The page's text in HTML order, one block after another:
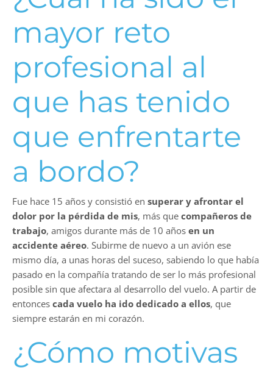
mayor reto
profesional al
que has tenido
que enfrentarte
a bordo?
Fue hace 15 años y consistió en superar y afrontar el
dolor por la pérdida de mis, más que compañeros de
trabajo, amigos durante más de 10 años en un
accidente aéreo. Subirme de nuevo a un avión ese
mismo día, a unas horas del suceso, sabiendo lo que había
pasado en la compañía tratando de ser lo más profesional
posible sin que afectara al desarrollo del vuelo. A partir de
entonces cada vuelo ha ido dedicado a ellos, que
siempre estarán en mi corazón.
¿Cómo motivas